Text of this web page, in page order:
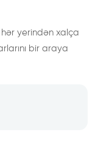
yerindən xalça
bir araya